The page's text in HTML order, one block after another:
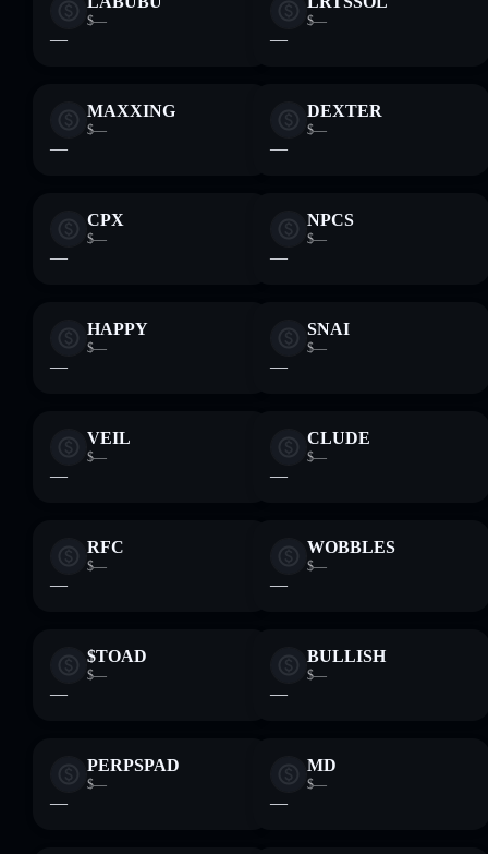
$—
—
$—
—
MAXXING
$—
—
DEXTER
$—
—
CPX
$—
—
NPCS
$—
—
HAPPY
$—
—
SNAI
$—
—
VEIL
$—
—
CLUDE
$—
—
RFC
$—
—
WOBBLES
$—
—
$TOAD
$—
—
BULLISH
$—
—
PERPSPAD
$—
—
MD
$—
—